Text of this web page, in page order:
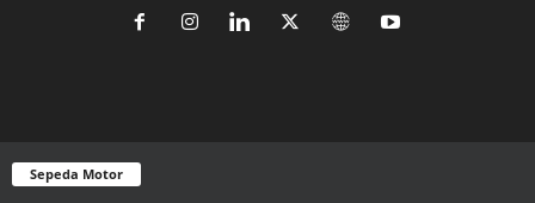
Sepeda Motor